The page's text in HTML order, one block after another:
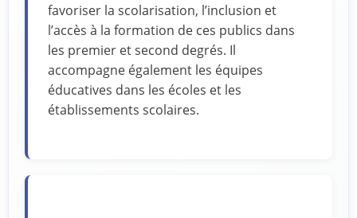
favoriser la scolarisation, l’inclusion et
l’accès à la formation de ces publics dans
les premier et second degrés. Il
accompagne également les équipes
éducatives dans les écoles et les
établissements scolaires.